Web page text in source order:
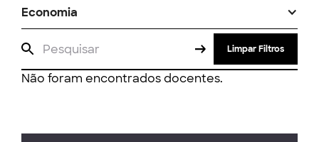
Economia
Limpar Filtros
Não foram encontrados docentes.